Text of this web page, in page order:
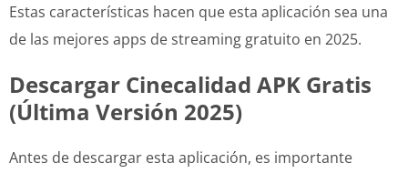
Estas características hacen que esta aplicación sea una
de las mejores apps de streaming gratuito en 2025.
Descargar Cinecalidad APK Gratis
(Última Versión 2025)
Antes de descargar esta aplicación, es importante